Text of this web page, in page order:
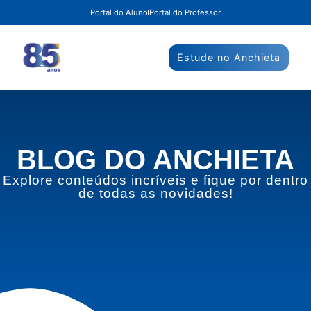
Portal do Aluno Portal do Professor
Estude no Anchieta
BLOG DO ANCHIETA
Explore conteúdos incríveis e fique por dentro
de todas as novidades!